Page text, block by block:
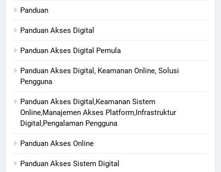
Panduan
Panduan Akses Digital
Panduan Akses Digital Pemula
Panduan Akses Digital, Keamanan Online, Solusi
Pengguna
Panduan Akses Digital,Keamanan Sistem
Online,Manajemen Akses Platform,Infrastruktur
Digital,Pengalaman Pengguna
Panduan Akses Online
Panduan Akses Sistem Digital